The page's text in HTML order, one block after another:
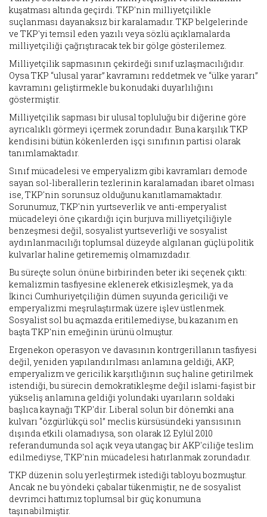
kuşatması altında geçirdi. TKP'nin milliyetçilikle
suçlanması dayanaksız bir karalamadır. TKP belgelerinde
ve TKP'yi temsil eden yazılı veya sözlü açıklamalarda
milliyetçiliği çağrıştıracak tek bir gölge gösterilemez.
Milliyetçilik sapmasının çekirdeği sınıf uzlaşmacılığıdır.
Oysa TKP “ulusal yarar” kavramını reddetmek ve “ülke yararı”
kavramını geliştirmekle bu konudaki duyarlılığını
göstermiştir.
Milliyetçilik sapması bir ulusal topluluğu bir diğerine göre
ayrıcalıklı görmeyi içermek zorundadır. Buna karşılık TKP
kendisini bütün kökenlerden işçi sınıfının partisi olarak
tanımlamaktadır.
Sınıf mücadelesi ve emperyalizm gibi kavramları demode
sayan sol-liberallerin tezlerinin karalamadan ibaret olması
ise, TKP'nin sorunsuz olduğunu kanıtlamamaktadır.
Sorunumuz, TKP'nin yurtseverlik ve anti-emperyalist
mücadeleyi öne çıkardığı için burjuva milliyetçiliğiyle
benzeşmesi değil, sosyalist yurtseverliği ve sosyalist
aydınlanmacılığı toplumsal düzeyde algılanan güçlü politik
kulvarlar haline getirememiş olmamızdadır.
Bu süreçte solun önüne birbirinden beter iki seçenek çıktı:
kemalizmin tasfiyesine eklenerek etkisizleşmek, ya da
İkinci Cumhuriyetçiliğin dümen suyunda gericiliği ve
emperyalizmi meşrulaştırmak üzere işlev üstlenmek.
Sosyalist sol bu açmazda eritilemediyse, bu kazanım en
başta TKP'nin emeğinin ürünü olmuştur.
Ergenekon operasyon ve davasının kontrgerillanın tasfiyesi
değil, yeniden yapılandırılması anlamına geldiği, AKP,
emperyalizm ve gericilik karşıtlığının suç haline getirilmek
istendiği, bu sürecin demokratikleşme değil islami-faşist bir
yükseliş anlamına geldiği yolundaki uyarıların soldaki
başlıca kaynağı TKP'dir. Liberal solun bir dönemki ana
kulvarı “özgürlükçü sol” meclis kürsüsündeki yansısının
dışında etkili olamadıysa, son olarak 12 Eylül 2010
referandumunda sol açık veya utangaç bir AKP'ciliğe teslim
edilmediyse, TKP'nin mücadelesi hatırlanmak zorundadır.
TKP düzenin solu yerleştirmek istediği tabloyu bozmuştur.
Ancak ne bu yöndeki çabalar tükenmiştir, ne de sosyalist
devrimci hattımız toplumsal bir güç konumuna
taşınabilmiştir.